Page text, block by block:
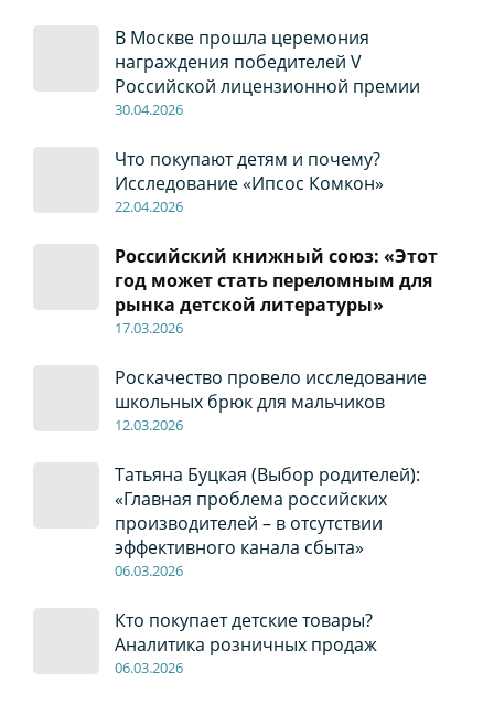
В Москве прошла церемония
награждения победителей V
Российской лицензионной премии
30.04.2026
Что покупают детям и почему?
Исследование «Ипсос Комкон»
22.04.2026
Российский книжный союз: «Этот
год может стать переломным для
рынка детской литературы»
17.03.2026
Роскачество провело исследование
школьных брюк для мальчиков
12.03.2026
Татьяна Буцкая (Выбор родителей):
«Главная проблема российских
производителей – в отсутствии
эффективного канала сбыта»
06.03.2026
Кто покупает детские товары?
Аналитика розничных продаж
06.03.2026